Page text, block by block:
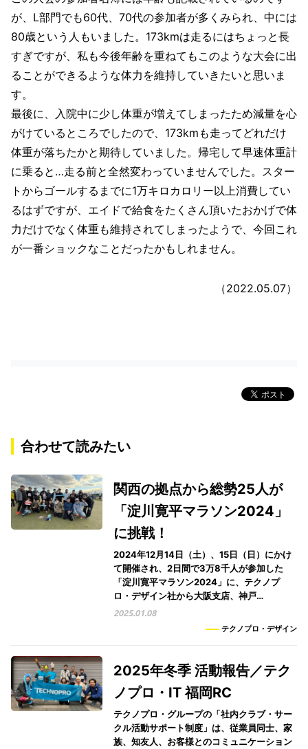
が、L部門でも60代、70代の参加者が多くみられ、中には
80歳という人もいました。173kmは走るにはちょっと長
すぎですが、私も今後年齢を重ねてもこのような大会に出
ることができるような体力を維持していきたいと思いま
す。
最後に、入院中に少し体重が増えてしまったため減量を心
がけているところでしたので、173kmも走ってどれだけ
体重が落ちたかと期待していました。帰宅して早速体重計
に乗ると…走る前と全然変わっていませんでした。スター
トからゴールするまでに1万キロカロリー以上消費してい
るはずですが、エイドで給食をたくさん頂いたおかげで体
力だけでなく体重も維持されてしまったようで、今回これ
が一番ショックなことだったかもしれません。
（2022.05.07）
合わせて読みたい
関西の拠点から総勢25人が
「淀川寛平マラソン2024」
に挑戦！
2024年12月14日（土）、15日（日）にかけ
て開催され、2日間で3万8千人が参加した
「淀川寛平マラソン2024」に、テクノプ
ロ・デザイン社から大阪支店、神戸…
2025.01.08
テクノプロ・デザイン
2025年冬季 活動報告／テク
ノプロ・IT 福岡RC
テクノプロ・グループの「社内クラブ・サー
クル活動サポート制度」は、従業員同士、家
族、知友人、お客様とのコミュニケーション